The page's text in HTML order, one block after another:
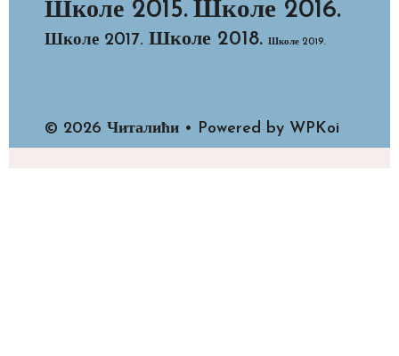
Школе 2015. Школе 2016.
Школе 2017. Школе 2018. Школе 2019.
© 2026 Читалићи • Powered by WPKoi